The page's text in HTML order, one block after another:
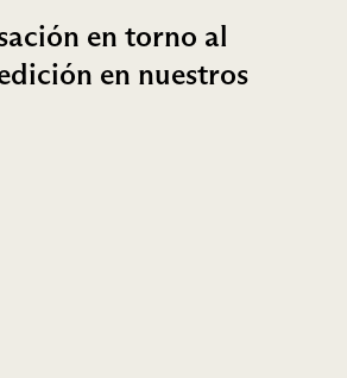
en torno al
en nuestros